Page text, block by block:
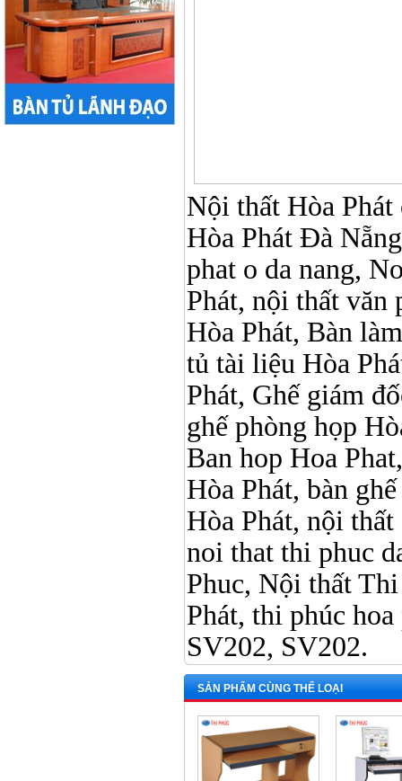
Nội thất Hòa
Hòa Phát Đà
phat o da nang,
Phát, nội thất văn
Hòa Phát, Bàn
tủ tài liệu Hòa
Phát, Ghế giám
ghế phòng họp
Ban hop Hoa
Hòa Phát, bàn
Hòa Phát, nội
noi that thi phuc
Phuc, Nội thất
Phát, thi phúc
SV202, SV202.
SẢN PHẨM CÙNG THỂ LOẠI